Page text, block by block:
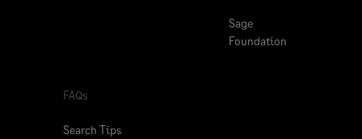
Sage
Foundation
FAQs
Search Tips